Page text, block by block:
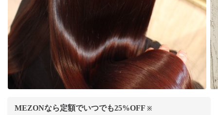
MEZONなら定額でいつでも25%OFF ※